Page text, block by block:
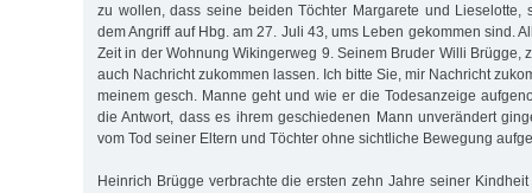
zu wollen, dass seine beiden Töchter Margarete und Lieselotte,
dem Angriff auf Hbg. am 27. Juli 43, ums Leben gekommen sind.
Zeit in der Wohnung Wikingerweg 9. Seinem Bruder Willi Brügge,
auch Nachricht zukommen lassen. Ich bitte Sie, mir Nachricht
meinem gesch. Manne geht und wie er die Todesanzeige
die Antwort, dass es ihrem geschiedenen Mann unverändert
vom Tod seiner Eltern und Töchter ohne sichtliche Bewegung
Heinrich Brügge verbrachte die ersten zehn Jahre seiner